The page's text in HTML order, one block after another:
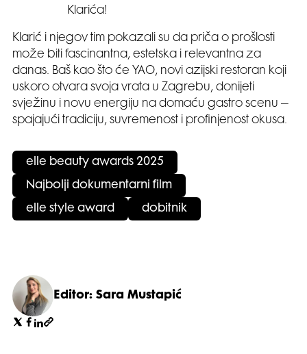
Klarića!
Klarić i njegov tim pokazali su da priča o prošlosti
može biti fascinantna, estetska i relevantna za
danas. Baš kao što će YAO, novi azijski restoran koji
uskoro otvara svoja vrata u Zagrebu, donijeti
svježinu i novu energiju na domaću gastro scenu –
spajajući tradiciju, suvremenost i profinjenost okusa.
elle beauty awards 2025
Najbolji dokumentarni film
elle style award dobitnik
Editor: Sara Mustapić